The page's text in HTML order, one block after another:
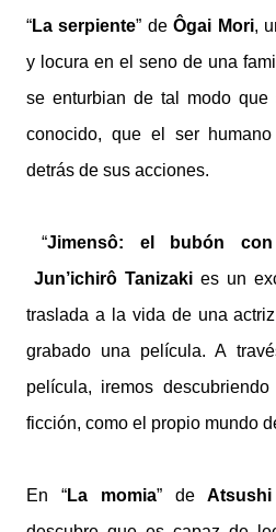
“La serpiente” de Ôgai Mori,
y locura en el seno de una
se enturbian de tal modo
conocido, que el ser
detrás de sus acciones.
“Jimensô: el bubón
Jun’ichirô Tanizaki es un
traslada a la vida de una
grabado una película. A
película, iremos
ficción, como el propio mundo
En “La momia” de